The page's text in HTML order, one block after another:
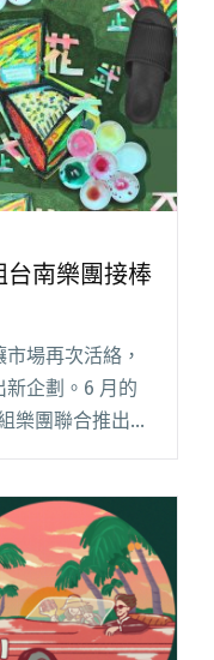
回歸跟你喝兩
"
台南樂團接棒
場再次活絡，
企劃。6 月的
樂團聯合推出
為名 12組台南
」"